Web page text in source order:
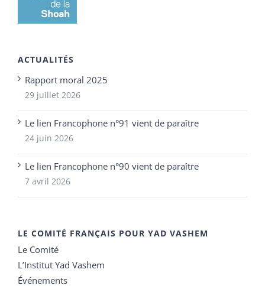
ACTUALITÉS
Rapport moral 2025
29 juillet 2026
Le lien Francophone n°91 vient de paraître
24 juin 2026
Le lien Francophone n°90 vient de paraître
7 avril 2026
LE COMITÉ FRANÇAIS POUR YAD VASHEM
Le Comité
L’Institut Yad Vashem
Événements